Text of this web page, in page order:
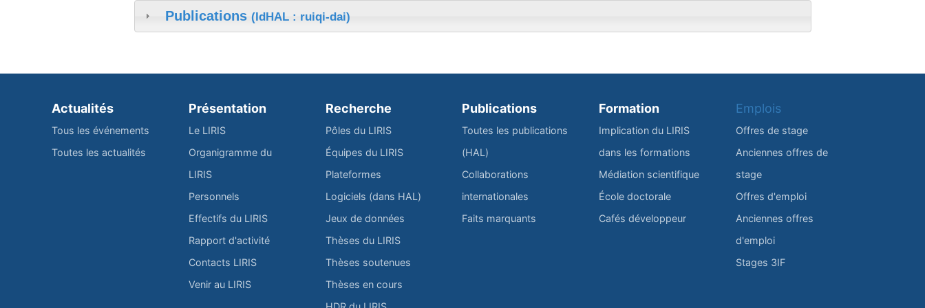
Publications (IdHAL : ruiqi-dai)
Actualités
Tous les événements
Toutes les actualités
Présentation
Le LIRIS
Organigramme du
LIRIS
Personnels
Effectifs du LIRIS
Rapport d'activité
Contacts LIRIS
Venir au LIRIS
Recherche
Pôles du LIRIS
Équipes du LIRIS
Plateformes
Logiciels (dans HAL)
Jeux de données
Thèses du LIRIS
Thèses soutenues
Thèses en cours
Publications
Toutes les publications
(HAL)
Collaborations
internationales
Faits marquants
Formation
Implication du LIRIS
dans les formations
Médiation scientifique
École doctorale
Cafés développeur
Emplois
Offres de stage
Anciennes offres de
stage
Offres d'emploi
Anciennes offres
d'emploi
Stages 3IF